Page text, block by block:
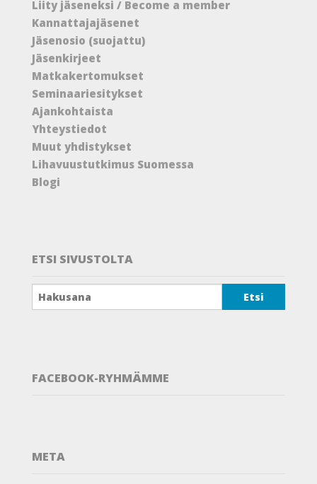
Liity jäseneksi / Become a member
Kannattajajäsenet
Jäsenosio (suojattu)
Jäsenkirjeet
Matkakertomukset
Seminaariesitykset
Ajankohtaista
Yhteystiedot
Muut yhdistykset
Lihavuustutkimus Suomessa
Blogi
ETSI SIVUSTOLTA
FACEBOOK-RYHMÄMME
on
META